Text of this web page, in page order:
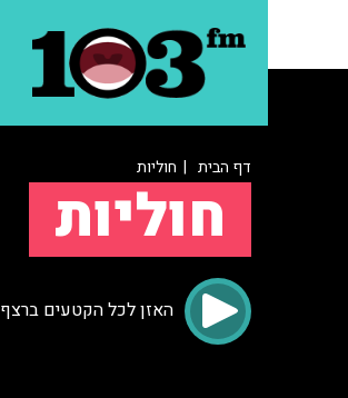
דף הבית | חוליות
חוליות
האזן לכל הקטעים ברצף